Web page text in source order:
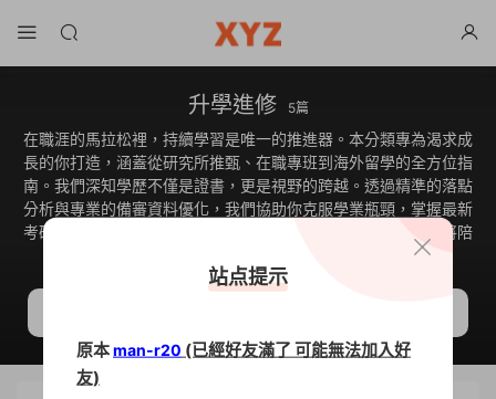
升學進修 5篇
在職涯的馬拉松裡，持續學習是唯一的推進器。本分類專為渴求成
長的你打造，涵蓋從研究所推甄、在職專班到海外留學的全方位指
南。我們深知學歷不僅是證書，更是視野的跨越。透過精準的落點
分析與專業的備審資料優化，我們協助你克服學業瓶頸，掌握最新
考研資訊。無論是追求跨領域斜槓，還是厚實學術底蘊，這裡將陪
站点提示
原本man-r20 (已經好友滿了 可能無法加入好
友)